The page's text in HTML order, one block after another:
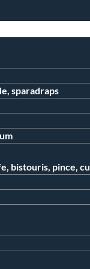
sparadraps
bistouris, pince,